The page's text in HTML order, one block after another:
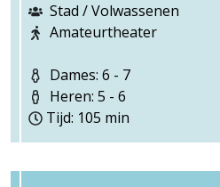
Stad / Volwassenen
Amateurtheater
Dames: 6 - 7
Heren: 5 - 6
Tijd: 105 min